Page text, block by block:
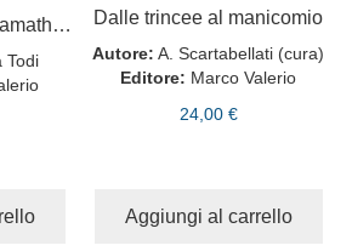
Todi
Dalle trincee al manicomio
Autore: A. Scartabellati (cura)
Editore: Marco Valerio
24,00 €
Aggiungi al carrello